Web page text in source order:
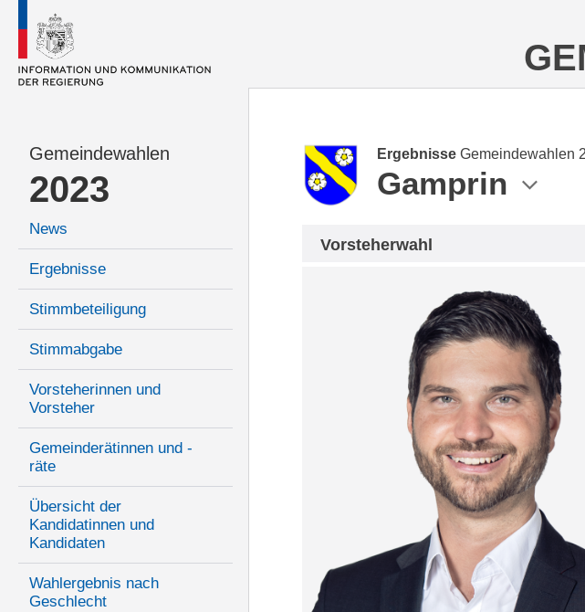
Gemeindewahlen
2023
News
Ergebnisse
Stimmbeteiligung
Stimmabgabe
Vorsteherinnen und
Vorsteher
Gemeinderätinnen und -
räte
Übersicht der
Kandidatinnen und
Kandidaten
Wahlergebnis nach
Geschlecht
Ergebnisse Gemeindewahlen
Gamprin
Vorsteherwahl